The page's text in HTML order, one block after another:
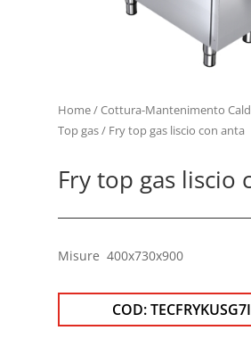
Home/Cottura-Mantenimento
Top gas/ Fry top gas liscio con anta
Fry top gas liscio
Misure 400x730x900
COD: